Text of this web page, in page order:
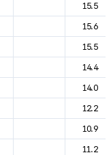
15.5
15.6
15.5
14.4
14.0
12.2
10.9
11.2